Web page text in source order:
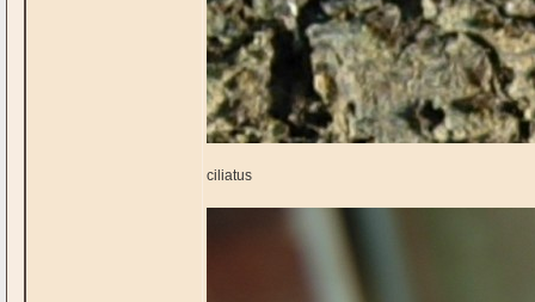
ciliatus